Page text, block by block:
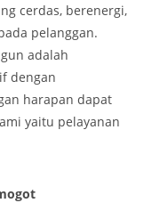
cerdas, berenergi,
pelanggan.
adalah
dengan
harapan dapat
yaitu pelayanan